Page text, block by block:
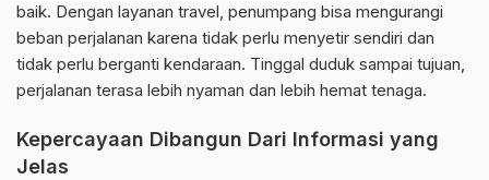
baik. Dengan layanan travel, penumpang bisa mengurangi
beban perjalanan karena tidak perlu menyetir sendiri dan
tidak perlu berganti kendaraan. Tinggal duduk sampai tujuan,
perjalanan terasa lebih nyaman dan lebih hemat tenaga.
Kepercayaan Dibangun Dari Informasi yang
Jelas